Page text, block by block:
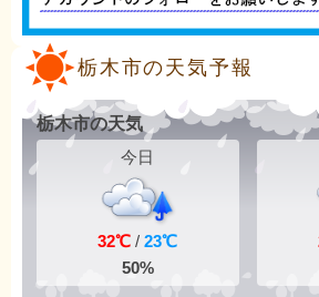
栃木市の天気予報